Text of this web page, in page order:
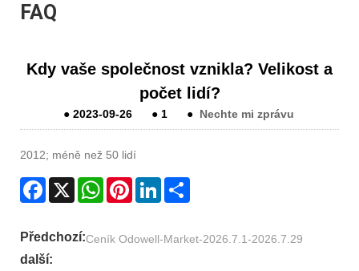
FAQ
Kdy vaše společnost vznikla? Velikost a
počet lidí?
●2023-09-26 ●1 ● Nechte mi zprávu
2012; méně než 50 lidí
Facebook
X WhatsAppPinterestLinkedIn
Předchozí:Ceník Odowell-Market-2026.7.1-2026.7.29
další: